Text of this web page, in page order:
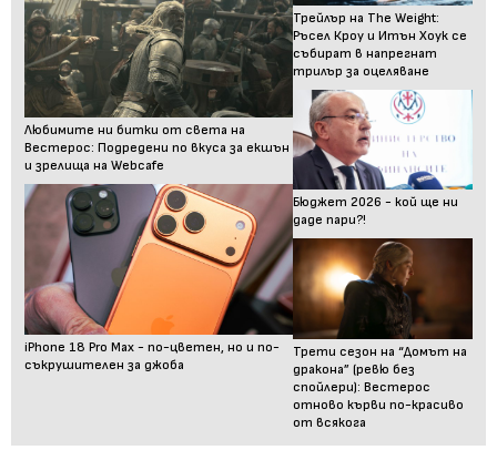
Любимите ни битки от света на
Вестерос: Подредени по вкуса за екшън
и зрелища на Webcafe
iPhone 18 Pro Max - по-цветен, но и по-
съкрушителен за джоба
Трейлър на The Weight:
Ръсел Кроу и Итън Хоук се
събират в напрегнат
трилър за оцеляване
Бюджет 2026 - кой ще ни
даде пари?!
Трети сезон на “Домът на
дракона” (ревю без
спойлери): Вестерос
отново кърви по-красиво
от всякога